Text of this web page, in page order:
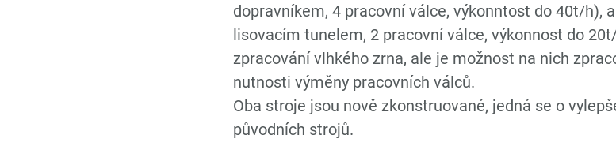
dopravníkem, 4 pracovní válce, výkonntost do 40t/h),
lisovacím tunelem, 2 pracovní válce, výkonnost do
zpracování vlhkého zrna, ale je možnost na nich
nutnosti výměny pracovních válců.
Oba stroje jsou nově zkonstruované, jedná se o
původních strojů.